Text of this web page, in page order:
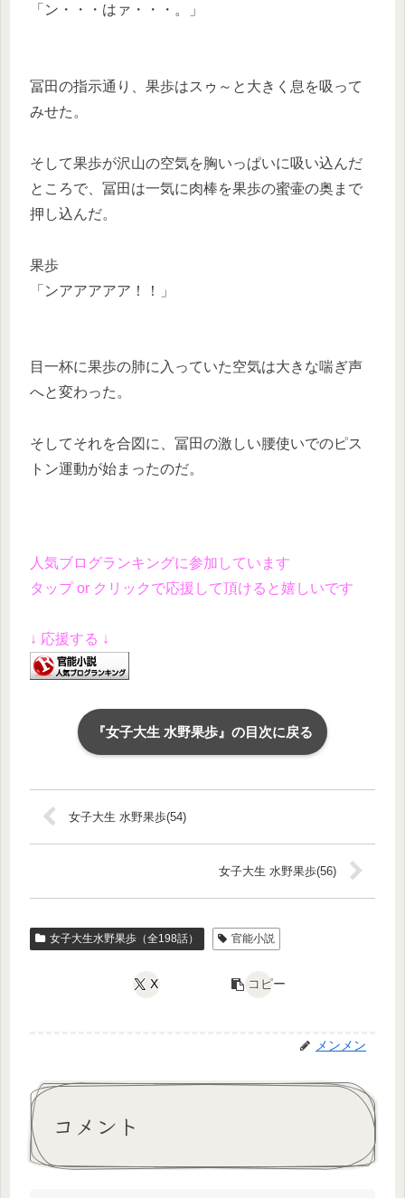
「ン・・・はァ・・・。」
冨田の指示通り、果歩はスゥ～と大きく息を吸って
みせた。
そして果歩が沢山の空気を胸いっぱいに吸い込んだ
ところで、冨田は一気に肉棒を果歩の蜜壷の奥まで
押し込んだ。
果歩
「ンアアアアア！！」
目一杯に果歩の肺に入っていた空気は大きな喘ぎ声
へと変わった。
そしてそれを合図に、冨田の激しい腰使いでのピス
トン運動が始まったのだ。
人気ブログランキングに参加しています
タップ or クリックで応援して頂けると嬉しいです
↓ 応援する ↓
『女子大生 水野果歩』の目次に戻る
女子大生 水野果歩(54)
女子大生 水野果歩(56)
女子大生水野果歩（全198話） 官能小説
X コピー
メンメン
コメント